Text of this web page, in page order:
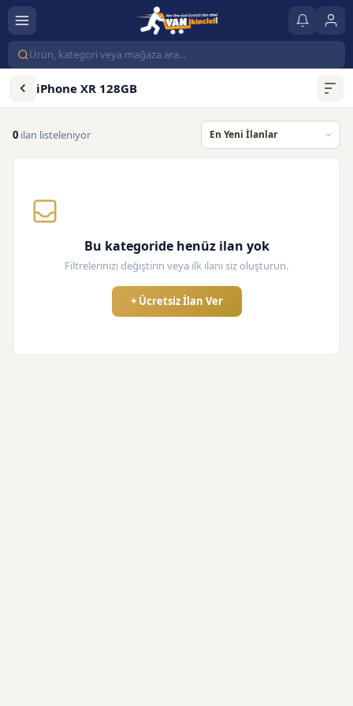
iPhone XR 128GB
0 ilan listeleniyor
Bu kategoride henüz ilan yok
Filtrelerinizi değiştirin veya ilk ilanı siz oluşturun.
+ Ücretsiz İlan Ver